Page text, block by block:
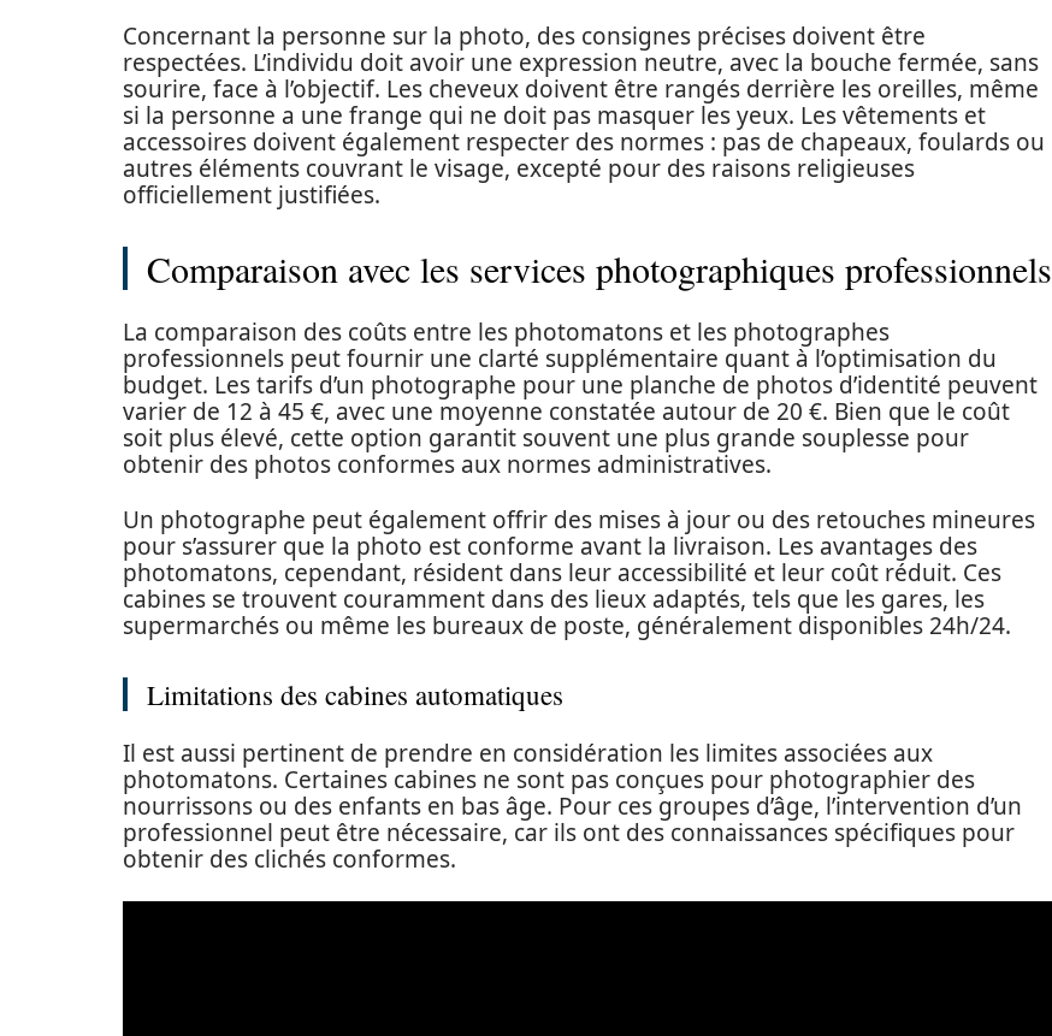
Concernant la personne sur la photo, des consignes précises doivent être
respectées. L’individu doit avoir une expression neutre, avec la bouche fermée, sans
sourire, face à l’objectif. Les cheveux doivent être rangés derrière les oreilles, même
si la personne a une frange qui ne doit pas masquer les yeux. Les vêtements et
accessoires doivent également respecter des normes : pas de chapeaux, foulards ou
autres éléments couvrant le visage, excepté pour des raisons religieuses
officiellement justifiées.
Comparaison avec les services photographiques professionnels
La comparaison des coûts entre les photomatons et les photographes
professionnels peut fournir une clarté supplémentaire quant à l’optimisation du
budget. Les tarifs d’un photographe pour une planche de photos d’identité peuvent
varier de 12 à 45 €, avec une moyenne constatée autour de 20 €. Bien que le coût
soit plus élevé, cette option garantit souvent une plus grande souplesse pour
obtenir des photos conformes aux normes administratives.
Un photographe peut également offrir des mises à jour ou des retouches mineures
pour s’assurer que la photo est conforme avant la livraison. Les avantages des
photomatons, cependant, résident dans leur accessibilité et leur coût réduit. Ces
cabines se trouvent couramment dans des lieux adaptés, tels que les gares, les
supermarchés ou même les bureaux de poste, généralement disponibles 24h/24.
Limitations des cabines automatiques
Il est aussi pertinent de prendre en considération les limites associées aux
photomatons. Certaines cabines ne sont pas conçues pour photographier des
nourrissons ou des enfants en bas âge. Pour ces groupes d’âge, l’intervention d’un
professionnel peut être nécessaire, car ils ont des connaissances spécifiques pour
obtenir des clichés conformes.